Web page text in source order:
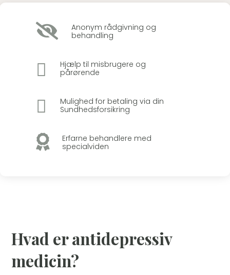

Anonym rådgivning og
behandling

Hjælp til misbrugere og
pårørende

Mulighed for betaling via din
Sundhedsforsikring

Erfarne behandlere med
specialviden
Hvad er antidepressiv
medicin?